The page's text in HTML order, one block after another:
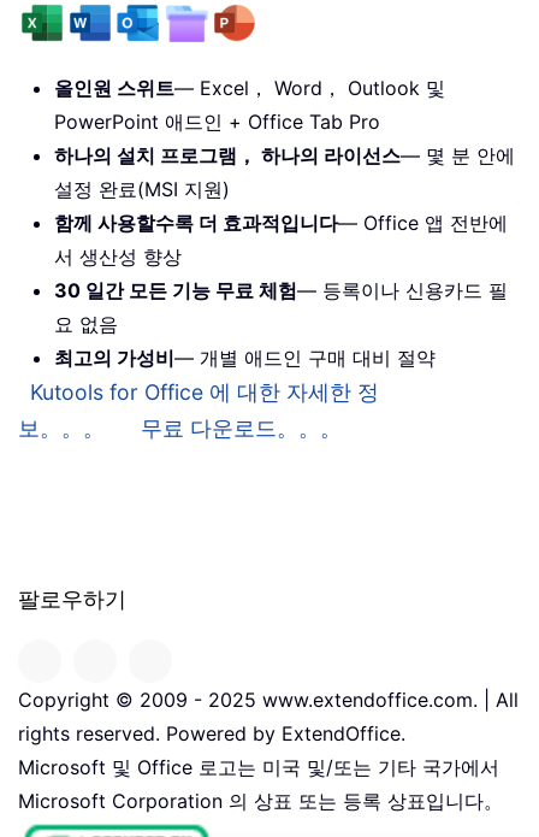
올인원 스위트— Excel， Word， Outlook 및
PowerPoint 애드인 + Office Tab Pro
하나의 설치 프로그램， 하나의 라이선스— 몇 분 안에
설정 완료(MSI 지원)
함께 사용할수록 더 효과적입니다— Office 앱 전반에
서 생산성 향상
30 일간 모든 기능 무료 체험— 등록이나 신용카드 필
요 없음
최고의 가성비— 개별 애드인 구매 대비 절약
Kutools for Office 에 대한 자세한 정
보。。。
무료 다운로드。。。
팔로우하기
Copyright © 2009 - 2025 www.extendoffice.com. | All
rights reserved. Powered by ExtendOffice.
Microsoft 및 Office 로고는 미국 및/또는 기타 국가에서
Microsoft Corporation 의 상표 또는 등록 상표입니다。